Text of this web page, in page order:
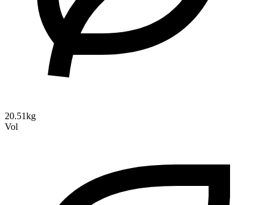
20.51kg
Vol